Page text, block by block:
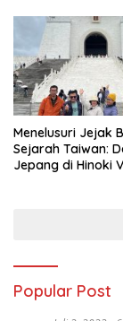
Menelusuri Jejak
Sejarah Taiwan:
Jepang di Hinoki
Popular Post